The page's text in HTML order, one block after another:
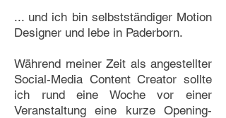
... und ich bin selbstständiger Motion
Designer und lebe in Paderborn.
Während meiner Zeit als angestellter
Social-Media Content Creator sollte
ich rund eine Woche vor einer
Veranstaltung eine kurze Opening-